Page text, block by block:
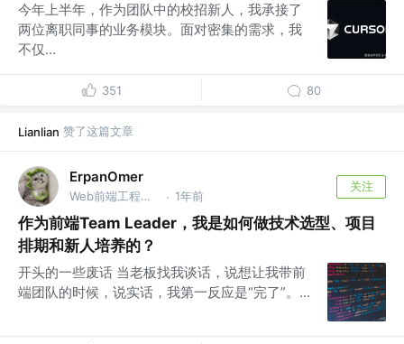
今年上半年，作为团队中的校招新人，我承接了
两位离职同事的业务模块。面对密集的需求，我
不仅...
351 80
Lianlian 赞了这篇文章
ErpanOmer
Web前端工程师 @跨境 · 1年前
关注
作为前端Team Leader，我是如何做技术选型、项目
排期和新人培养的？
开头的一些废话 当老板找我谈话，说想让我带前
端团队的时候，说实话，我第一反应是“完了”。...